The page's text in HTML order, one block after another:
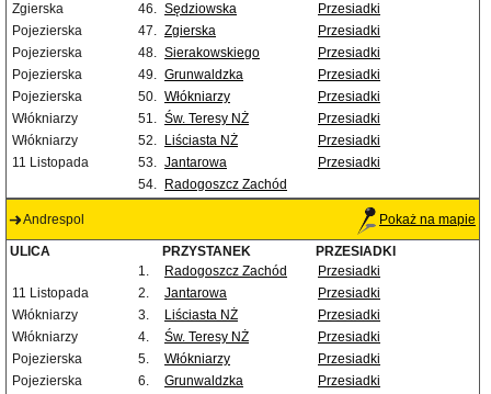
Zgierska
46. Sędziowska
Przesiadki
Pojezierska
47. Zgierska
Przesiadki
Pojezierska
48. Sierakowskiego
Przesiadki
Pojezierska
49. Grunwaldzka
Przesiadki
Pojezierska
50. Włókniarzy
Przesiadki
Włókniarzy
51. Św. Teresy NŻ
Przesiadki
Włókniarzy
52. Liściasta NŻ
Przesiadki
11 Listopada
53. Jantarowa
Przesiadki
54.
Radogoszcz Zachód
Andrespol Pokaż na mapie
ULICA PRZYSTANEK
PRZESIADKI
1.
Radogoszcz Zachód
Przesiadki
11 Listopada
2. Jantarowa
Przesiadki
Włókniarzy
3. Liściasta NŻ
Przesiadki
Włókniarzy
4. Św. Teresy NŻ
Przesiadki
Pojezierska
5. Włókniarzy
Przesiadki
Pojezierska
6. Grunwaldzka
Przesiadki